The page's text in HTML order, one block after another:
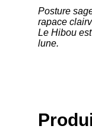
Posture
rapace
Le Hibou
lune.